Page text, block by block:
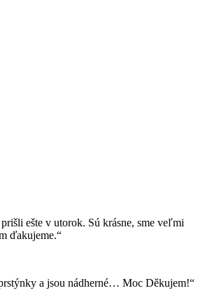
ešte v utorok. Sú krásne, sme veľmi
ďakujeme.“
a jsou nádherné… Moc Děkujem!“